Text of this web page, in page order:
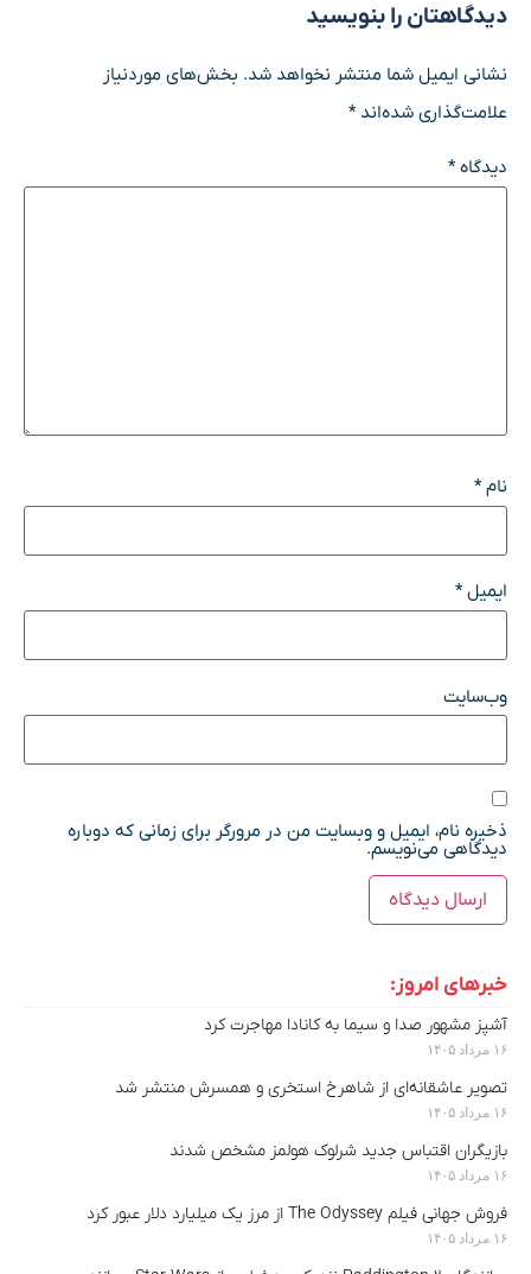
دیدگاهتان را بنویسید
نشانی ایمیل شما منتشر نخواهد شد. بخش‌های موردنیاز
علامت‌گذاری شده‌اند*
دیدگاه*
نام*
ایمیل*
وب‌سایت
ذخیره نام، ایمیل و وبسایت من در مرورگر برای زمانی که دوباره
دیدگاهی می‌نویسم.
خبرهای امروز:
آشپز مشهور صدا و سیما به کانادا مهاجرت کرد
۱۶ مرداد ۱۴۰۵
تصویر عاشقانه‌ای از شاهرخ استخری و همسرش منتشر شد
۱۶ مرداد ۱۴۰۵
بازیگران اقتباس جدید شرلوک هولمز مشخص شدند
۱۶ مرداد ۱۴۰۵
فروش جهانی فیلم The Odyssey از مرز یک میلیارد دلار عبور کرد
۱۶ مرداد ۱۴۰۵